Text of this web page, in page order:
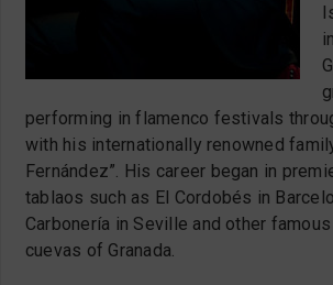
performing in flamenco festivals
with his internationally renowned
Fernández”. His career began in
tablaos such as El Cordobés in
Carbonería in Seville and other
cuevas of Granada.